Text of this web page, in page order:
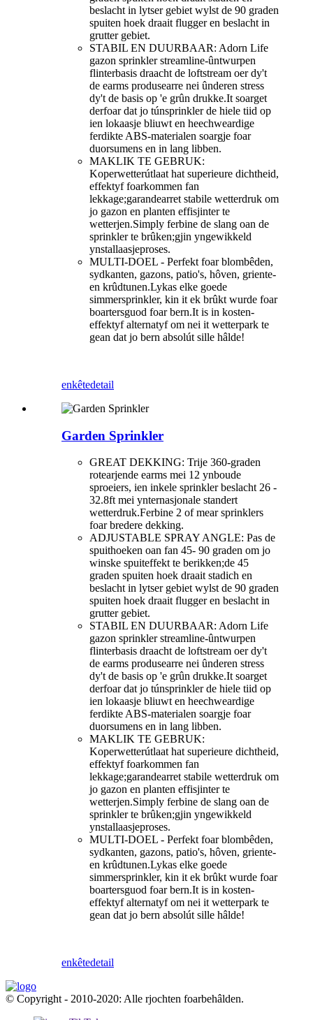
beslacht in lytser gebiet wylst de 90 graden
spuiten hoek draait flugger en beslacht in
grutter gebiet.
STABIL EN DUURBAAR: Adorn Life
gazon sprinkler streamline-ûntwurpen
flinterbasis draacht de loftstream oer dy't
de earms produsearre nei ûnderen stress
dy't de basis op 'e grûn drukke.It soarget
derfoar dat jo túnsprinkler de hiele tiid op
ien lokaasje bliuwt en heechweardige
ferdikte ABS-materialen soargje foar
duorsumens en in lang libben.
MAKLIK TE GEBRUK:
Koperwetterútlaat hat superieure dichtheid,
effektyf foarkommen fan
lekkage;garandearret stabile wetterdruk om
jo gazon en planten effisjinter te
wetterjen.Simply ferbine de slang oan de
sprinkler te brûken;gjin yngewikkeld
ynstallaasjeproses.
MULTI-DOEL - Perfekt foar blombêden,
sydkanten, gazons, patio's, hôven, griente-
en krûdtunen.Lykas elke goede
simmersprinkler, kin it ek brûkt wurde foar
boartersguod foar bern.It is in kosten-
effektyf alternatyf om nei it wetterpark te
gean dat jo bern absolút sille hâlde!
enkêtedetail
Garden Sprinkler
GREAT DEKKING: Trije 360-graden
rotearjende earms mei 12 ynboude
sproeiers, ien inkele sprinkler beslacht 26 -
32.8ft mei ynternasjonale standert
wetterdruk.Ferbine 2 of mear sprinklers
foar bredere dekking.
ADJUSTABLE SPRAY ANGLE: Pas de
spuithoeken oan fan 45- 90 graden om jo
winske spuiteffekt te berikken;de 45
graden spuiten hoek draait stadich en
beslacht in lytser gebiet wylst de 90 graden
spuiten hoek draait flugger en beslacht in
grutter gebiet.
STABIL EN DUURBAAR: Adorn Life
gazon sprinkler streamline-ûntwurpen
flinterbasis draacht de loftstream oer dy't
de earms produsearre nei ûnderen stress
dy't de basis op 'e grûn drukke.It soarget
derfoar dat jo túnsprinkler de hiele tiid op
ien lokaasje bliuwt en heechweardige
ferdikte ABS-materialen soargje foar
duorsumens en in lang libben.
MAKLIK TE GEBRUK:
Koperwetterútlaat hat superieure dichtheid,
effektyf foarkommen fan
lekkage;garandearret stabile wetterdruk om
jo gazon en planten effisjinter te
wetterjen.Simply ferbine de slang oan de
sprinkler te brûken;gjin yngewikkeld
ynstallaasjeproses.
MULTI-DOEL - Perfekt foar blombêden,
sydkanten, gazons, patio's, hôven, griente-
en krûdtunen.Lykas elke goede
simmersprinkler, kin it ek brûkt wurde foar
boartersguod foar bern.It is in kosten-
effektyf alternatyf om nei it wetterpark te
gean dat jo bern absolút sille hâlde!
enkêtedetail
© Copyright - 2010-2020: Alle rjochten foarbehâlden.